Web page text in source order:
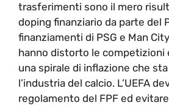
trasferimenti sono il mero
doping finanziario da parte del
finanziamenti di PSG e Man
hanno distorto le competizioni
una spirale di inflazione che
l’industria del calcio. L’UEFA
regolamento del FPF ed